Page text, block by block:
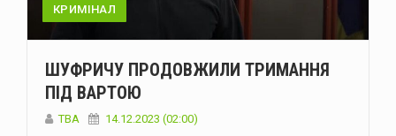
КРИМІНАЛ
ШУФРИЧУ ПРОДОВЖИЛИ ТРИМАННЯ
ПІД ВАРТОЮ
ТВА 14.12.2023 (02:00)